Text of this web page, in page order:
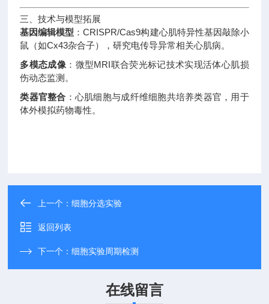
三、技术与模型拓展
基因编辑模型 ：CRISPR/Cas9构建心肌特异性基因敲除小
鼠（如Cx43杂合子），研究电传导异常相关心肌病。
多模态成像 ：微型MRI联合荧光标记技术实现活体心肌损
伤动态监测 。
类器官整合 ：心肌细胞与成纤维细胞共培养类器官，用于
体外模拟药物毒性。
上一个：细胞分选实验
返回列表
下一个：细胞实验周期检测
在线留言